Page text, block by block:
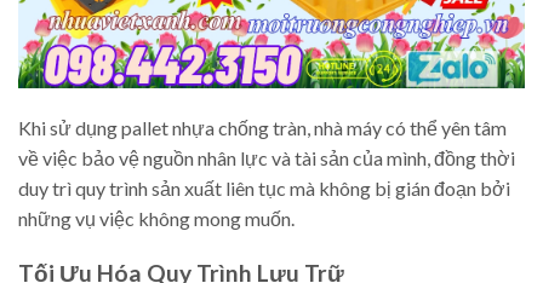
Khi sử dụng pallet nhựa chống tràn, nhà máy có thể yên tâm
về việc bảo vệ nguồn nhân lực và tài sản của mình, đồng thời
duy trì quy trình sản xuất liên tục mà không bị gián đoạn bởi
những vụ việc không mong muốn.
Tối Ưu Hóa Quy Trình Lưu Trữ